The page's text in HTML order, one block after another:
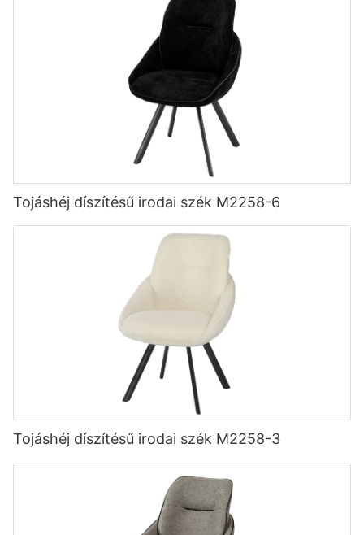
Tojáshéj díszítésű irodai szék M2258-6
Tojáshéj díszítésű irodai szék M2258-3